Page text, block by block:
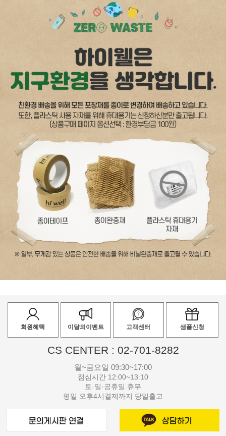
회원혜택 이달의이벤트 고객센터 샘플신청
CS CENTER : 02-701-8282
월~금요일 09:30~17:00
점심시간 12:00~13:10
토·일·공휴일 휴무
평일 오후4시결제까지 당일출고